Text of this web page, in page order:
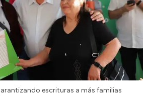
escrituras a más familias